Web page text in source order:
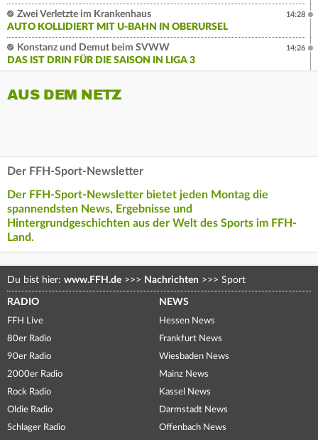
Zwei Verletzte im Krankenhaus
AUTO KOLLIDIERT MIT U-BAHN IN OBERURSEL
14:28
Konstanz und Demut beim SVWW
DAS IST DRIN FÜR DIE SAISON IN LIGA 3
14:26
AUS DEM NETZ
Der FFH-Sport-Newsletter
Der FFH-Sport-Newsletter bietet jeden Montag die
spannendsten News, Ergebnisse und
Hintergrundgeschichten aus der Welt des Sports im FFH-
Land.
Du bist hier: www.FFH.de >>> Nachrichten >>> Sport
RADIO
FFH Live
80er Radio
90er Radio
2000er Radio
Rock Radio
Oldie Radio
Schlager Radio
NEWS
Hessen News
Frankfurt News
Wiesbaden News
Mainz News
Kassel News
Darmstadt News
Offenbach News